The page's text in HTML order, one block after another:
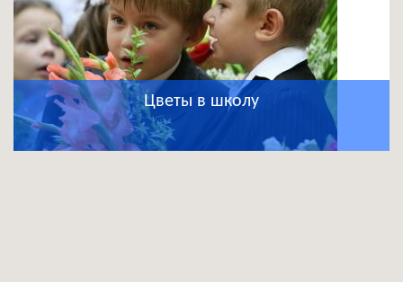
Цветы в школу